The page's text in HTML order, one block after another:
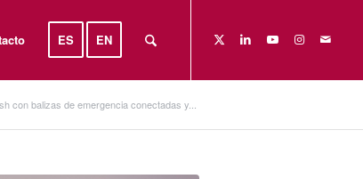
ES EN
con balizas de emergencia conectadas y...